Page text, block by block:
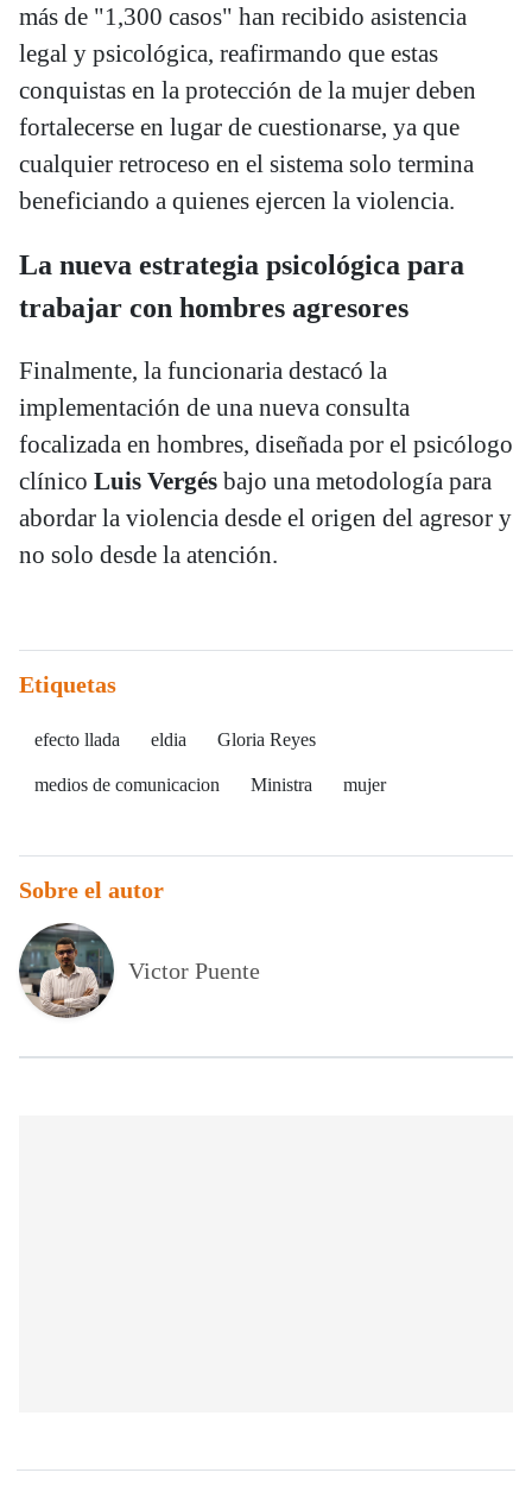
más de "1,300 casos" han recibido asistencia
legal y psicológica, reafirmando que estas
conquistas en la protección de la mujer deben
fortalecerse en lugar de cuestionarse, ya que
cualquier retroceso en el sistema solo termina
beneficiando a quienes ejercen la violencia.
La nueva estrategia psicológica para
trabajar con hombres agresores
Finalmente, la funcionaria destacó la
implementación de una nueva consulta
focalizada en hombres, diseñada por el psicólogo
clínico Luis Vergés bajo una metodología para
abordar la violencia desde el origen del agresor y
no solo desde la atención.
Etiquetas
efecto llada eldia Gloria Reyes
medios de comunicacion Ministra mujer
Sobre el autor
Victor Puente